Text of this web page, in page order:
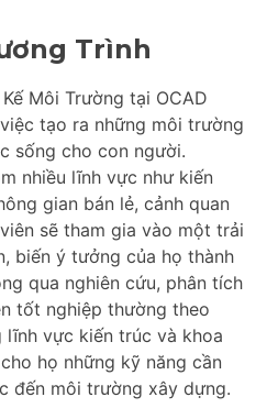
Trình
Môi Trường tại OCAD
tạo ra những môi trường
sống cho con người.
nhiều lĩnh vực như kiến
gian bán lẻ, cảnh quan
sẽ tham gia vào một trải
biến ý tưởng của họ thành
qua nghiên cứu, phân tích
tốt nghiệp thường theo
vực kiến trúc và khoa
họ những kỹ năng cần
đến môi trường xây dựng.